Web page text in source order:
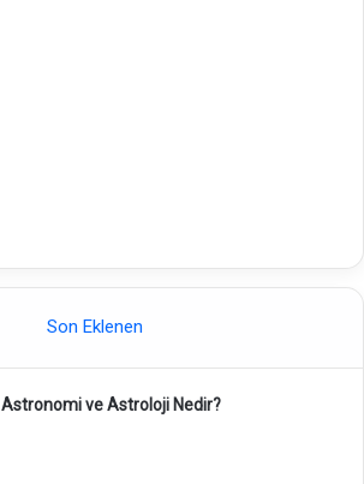
Son Eklenen
Astronomi ve Astroloji Nedir?